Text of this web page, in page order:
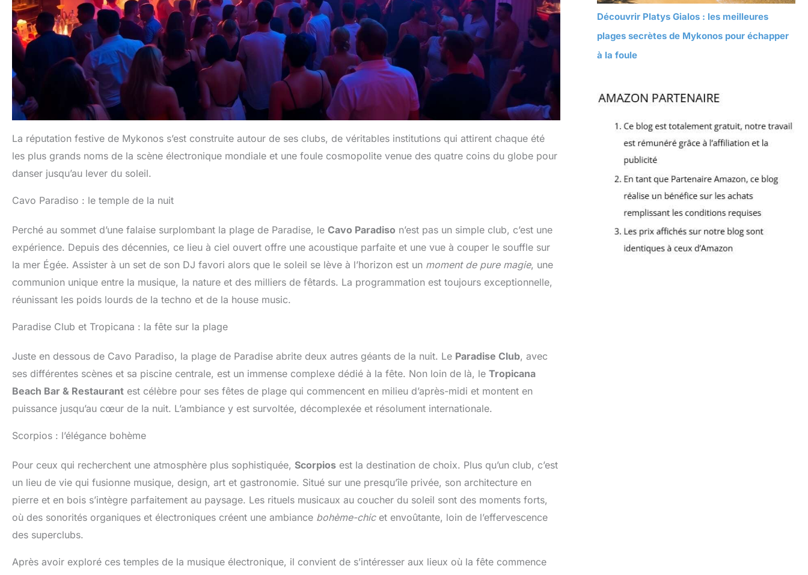
La réputation festive de Mykonos s’est construite autour de ses clubs, de véritables institutions qui attirent chaque été
les plus grands noms de la scène électronique mondiale et une foule cosmopolite venue des quatre coins du globe pour
danser jusqu’au lever du soleil.
Cavo Paradiso : le temple de la nuit
Perché au sommet d’une falaise surplombant la plage de Paradise, le Cavo Paradiso n’est pas un simple club, c’est une
expérience. Depuis des décennies, ce lieu à ciel ouvert offre une acoustique parfaite et une vue à couper le souffle sur
la mer Égée. Assister à un set de son DJ favori alors que le soleil se lève à l’horizon est un moment de pure magie, une
communion unique entre la musique, la nature et des milliers de fêtards. La programmation est toujours exceptionnelle,
réunissant les poids lourds de la techno et de la house music.
Paradise Club et Tropicana : la fête sur la plage
Juste en dessous de Cavo Paradiso, la plage de Paradise abrite deux autres géants de la nuit. Le Paradise Club, avec
ses différentes scènes et sa piscine centrale, est un immense complexe dédié à la fête. Non loin de là, le Tropicana
Beach Bar & Restaurant est célèbre pour ses fêtes de plage qui commencent en milieu d’après-midi et montent en
puissance jusqu’au cœur de la nuit. L’ambiance y est survoltée, décomplexée et résolument internationale.
Scorpios : l’élégance bohème
Pour ceux qui recherchent une atmosphère plus sophistiquée, Scorpios est la destination de choix. Plus qu’un club, c’est
un lieu de vie qui fusionne musique, design, art et gastronomie. Situé sur une presqu’île privée, son architecture en
pierre et en bois s’intègre parfaitement au paysage. Les rituels musicaux au coucher du soleil sont des moments forts,
où des sonorités organiques et électroniques créent une ambiance bohème-chicet envoûtante, loin de l’effervescence
des superclubs.
Après avoir exploré ces temples de la musique électronique, il convient de s’intéresser aux lieux où la fête commence
Découvrir Platys Gialos : les meilleures
plages secrètes de Mykonos pour échapper
à la foule